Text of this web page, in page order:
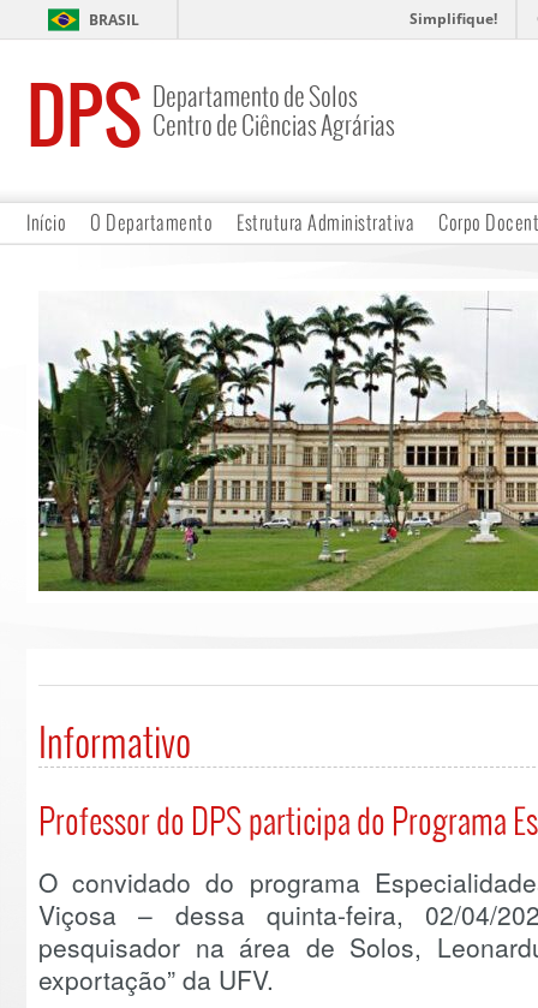
BRASIL Simplifique!
DPS Departamento de Solos
Centro de Ciências Agrárias
Início O Departamento Estrutura Administrativa Corpo
Informativo
Professor do DPS participa do Programa
O convidado do programa
Viçosa – dessa quinta-feira, 02/04/
pesquisador na área de Solos,
exportação” da UFV.